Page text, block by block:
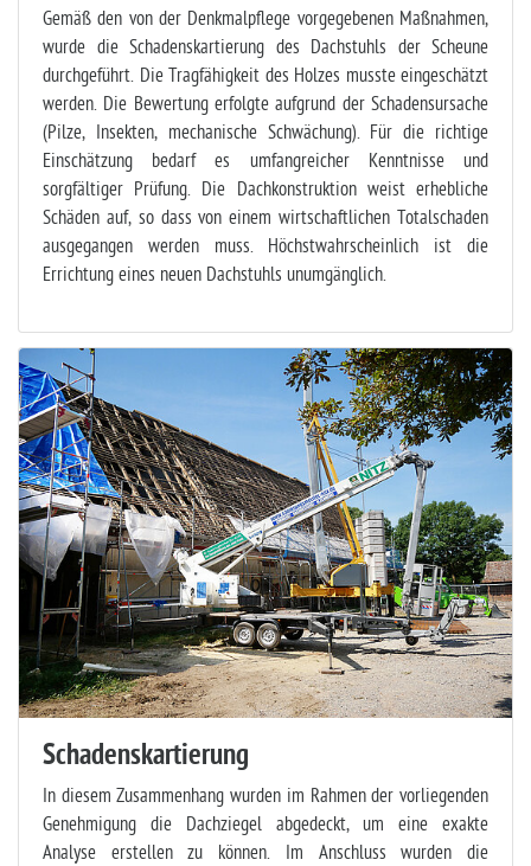
Gemäß den von der Denkmalpflege vorgegebenen Maßnahmen,
wurde die Schadenskartierung des Dachstuhls der Scheune
durchgeführt. Die Tragfähigkeit des Holzes musste eingeschätzt
werden. Die Bewertung erfolgte aufgrund der Schadensursache
(Pilze, Insekten, mechanische Schwächung). Für die richtige
Einschätzung bedarf es umfangreicher Kenntnisse und
sorgfältiger Prüfung. Die Dachkonstruktion weist erhebliche
Schäden auf, so dass von einem wirtschaftlichen Totalschaden
ausgegangen werden muss. Höchstwahrscheinlich ist die
Errichtung eines neuen Dachstuhls unumgänglich.
Schadenskartierung
In diesem Zusammenhang wurden im Rahmen der vorliegenden
Genehmigung die Dachziegel abgedeckt, um eine exakte
Analyse erstellen zu können. Im Anschluss wurden die